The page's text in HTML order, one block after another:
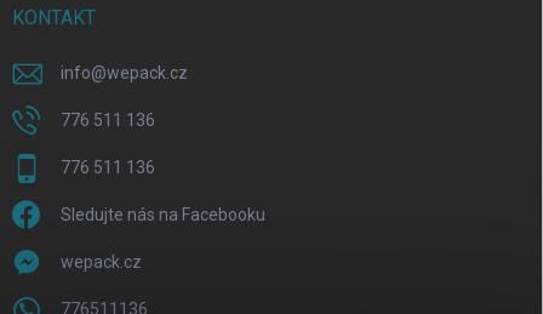
KONTAKT
info@wepack.cz
776 511 136
776 511 136
Sledujte nás na Facebooku
wepack.cz
776511136